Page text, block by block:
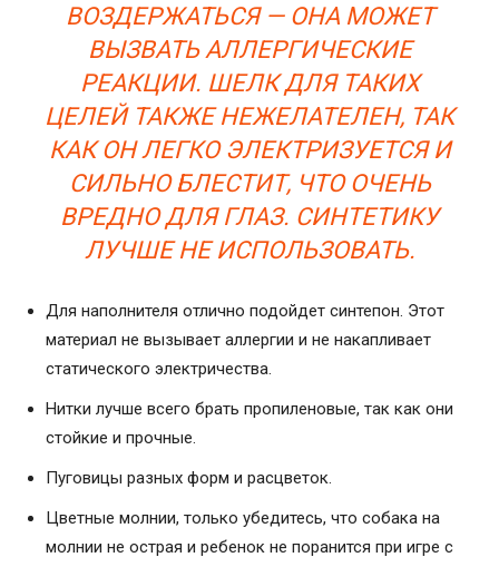
ВОЗДЕРЖАТЬСЯ — ОНА МОЖЕТ
ВЫЗВАТЬ АЛЛЕРГИЧЕСКИЕ
РЕАКЦИИ. ШЕЛК ДЛЯ ТАКИХ
ЦЕЛЕЙ ТАКЖЕ НЕЖЕЛАТЕЛЕН, ТАК
КАК ОН ЛЕГКО ЭЛЕКТРИЗУЕТСЯ И
СИЛЬНО БЛЕСТИТ, ЧТО ОЧЕНЬ
ВРЕДНО ДЛЯ ГЛАЗ. СИНТЕТИКУ
ЛУЧШЕ НЕ ИСПОЛЬЗОВАТЬ.
Для наполнителя отлично подойдет синтепон. Этот
материал не вызывает аллергии и не накапливает
статического электричества.
Нитки лучше всего брать пропиленовые, так как они
стойкие и прочные.
Пуговицы разных форм и расцветок.
Цветные молнии, только убедитесь, что собака на
молнии не острая и ребенок не поранится при игре с